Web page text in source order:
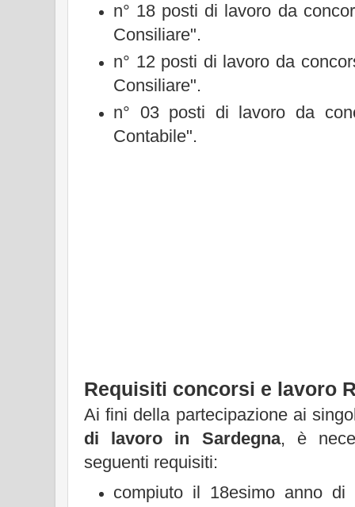
n° 18 posti di lavoro da
Consiliare".
n° 12 posti di lavoro da
Consiliare".
n° 03 posti di lavoro da
Contabile".
Requisiti concorsi e lavoro
Ai fini della partecipazione ai
di lavoro in Sardegna, è
seguenti requisiti:
compiuto il 18esimo anno